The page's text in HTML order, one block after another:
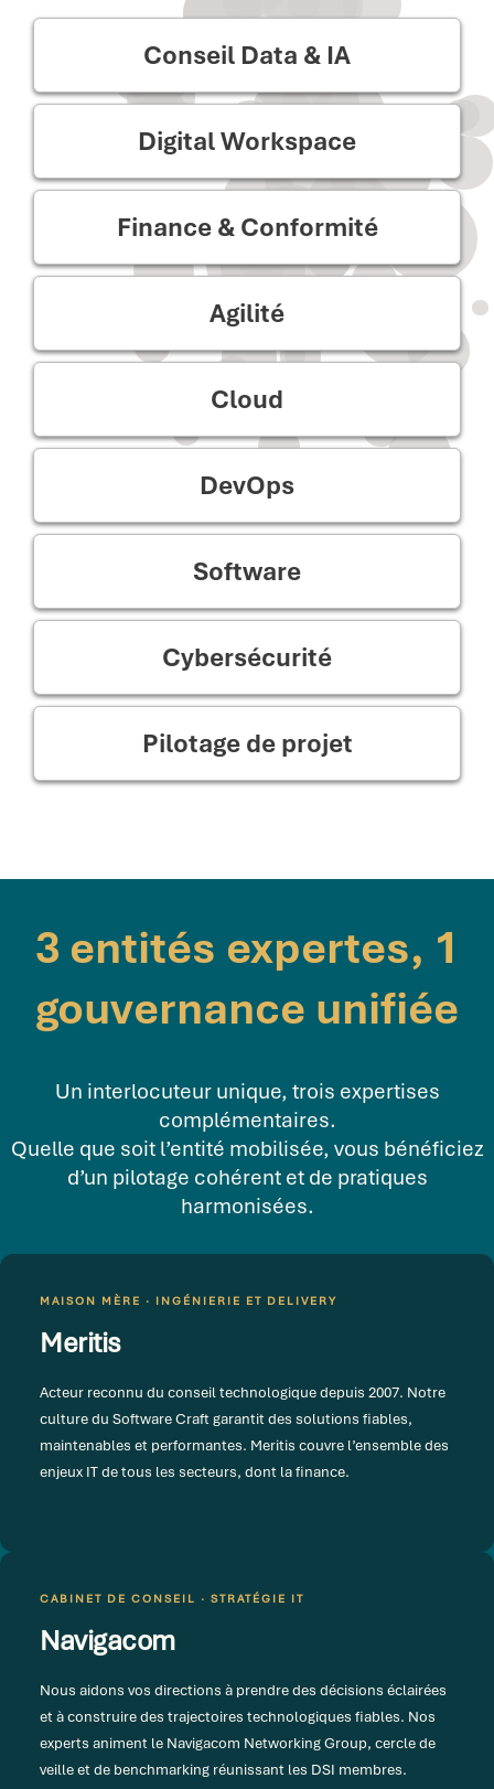
Conseil Data & IA
Digital Workspace
Finance & Conformité
Agilité
Cloud
DevOps
Software
Cybersécurité
Pilotage de projet
3 entités expertes, 1
gouvernance unifiée
Un interlocuteur unique, trois expertises
complémentaires.
Quelle que soit l’entité mobilisée, vous bénéficiez
d’un pilotage cohérent et de pratiques
harmonisées.
MAISON MÈRE · INGÉNIERIE ET DELIVERY
Meritis
Acteur reconnu du conseil technologique depuis 2007. Notre
culture du Software Craft garantit des solutions fiables,
maintenables et performantes. Meritis couvre l’ensemble des
enjeux IT de tous les secteurs, dont la finance.
CABINET DE CONSEIL · STRATÉGIE IT
Navigacom
Nous aidons vos directions à prendre des décisions éclairées
et à construire des trajectoires technologiques fiables. Nos
experts animent le Navigacom Networking Group, cercle de
veille et de benchmarking réunissant les DSI membres.